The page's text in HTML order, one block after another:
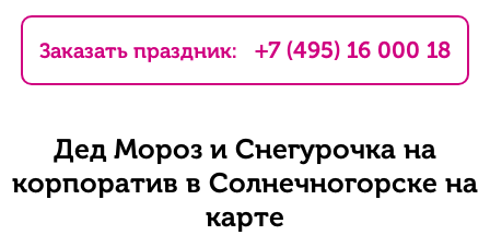
Заказать праздник: +7 (495) 16 000 18
Дед Мороз и Снегурочка на
корпоратив в Солнечногорске на
карте